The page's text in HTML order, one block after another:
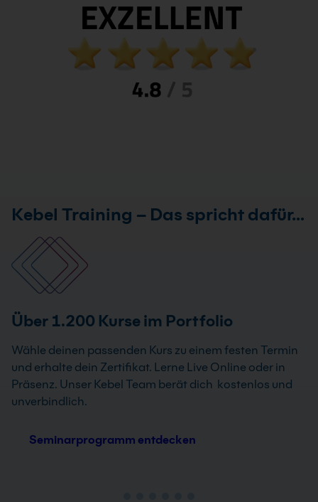
Kebel Training – Das spricht dafür…
Über 1.200 Kurse im Portfolio
Wähle deinen passenden Kurs zu einem festen Termin
und erhalte dein Zertifikat. Lerne Live Online oder in
Präsenz. Unser Kebel Team berät dich kostenlos und
unverbindlich.
Seminarprogramm entdecken